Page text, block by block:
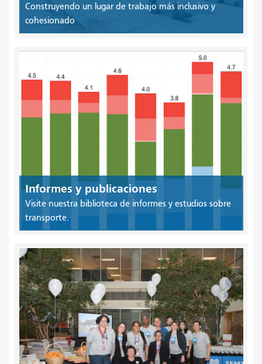
Construyendo un lugar de trabajo más inclusivo y
cohesionado
Informes y publicaciones
Visite nuestra biblioteca de informes y estudios sobre
transporte.